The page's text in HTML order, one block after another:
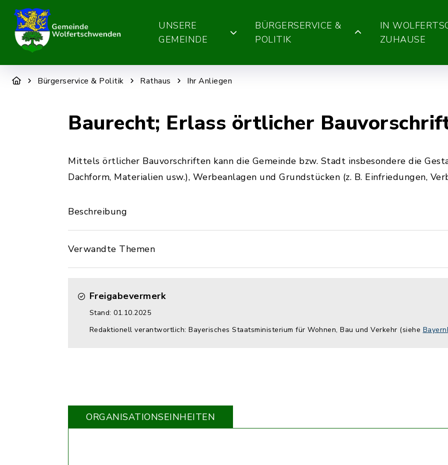
UNSERE
GEMEINDE
BÜRGERSERVICE &
POLITIK
IN
ZUHAUSE
Bürgerservice & Politik Rathaus Ihr Anliegen
Baurecht; Erlass örtlicher
Mittels örtlicher Bauvorschriften kann die Gemeinde bzw. Stadt insbesondere die
Dachform, Materialien usw.), Werbeanlagen und Grundstücken (z. B. Einfriedungen,
Beschreibung
Verwandte Themen
Freigabevermerk
Stand: 01.10.2025
Redaktionell verantwortlich: Bayerisches Staatsministerium für Wohnen, Bau und Verkehr (siehe
ORGANISATIONS­EINHEITEN